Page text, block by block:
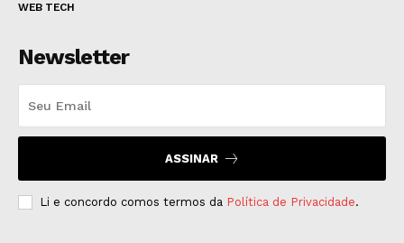
WEB TECH
Newsletter
ASSINAR
Li e concordo comos termos da Política de Privacidade.